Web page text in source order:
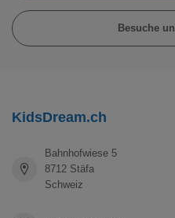
Besuche
KidsDream.ch
Bahnhofwiese 5
8712 Stäfa
Schweiz